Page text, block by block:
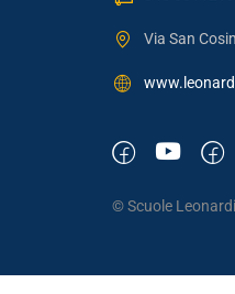
Via San
© Scuole